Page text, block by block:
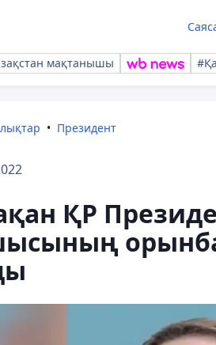
мақтанышы
Президент
ҚР